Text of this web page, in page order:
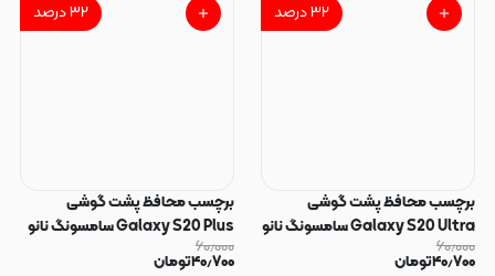
۳۲درصد
برچسب محافظ پشت گوشی
Galaxy S20 Ultra سامسونگ نانو
بی رنگ شفاف کد 40350
۶۰٫۰۰۰
۴۰٫۷۰۰تومان
۳۲درصد
برچسب محافظ پشت گوشی
Galaxy S20 Plus سامسونگ نانو
بی رنگ شفاف کد 40349
۶۰٫۰۰۰
۴۰٫۷۰۰تومان